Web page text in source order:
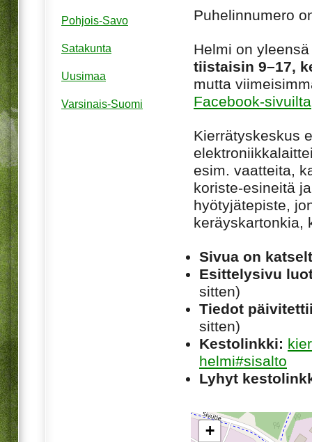
Puhelinnumero
Helmi on
tiistaisin 9–17,
mutta
Facebook-sivuilta
Kierrätyskeskus
esim. vaatteita,
koriste-esineitä
hyötyjätepiste,
keräyskartonkia,
Sivua on
Esittelysivu
sitten)
Tiedot
sitten)
Kestolinkki:
helmi#sisalto
Lyhyt
+
Pohjois-Savo
Satakunta
Uusimaa
Varsinais-Suomi